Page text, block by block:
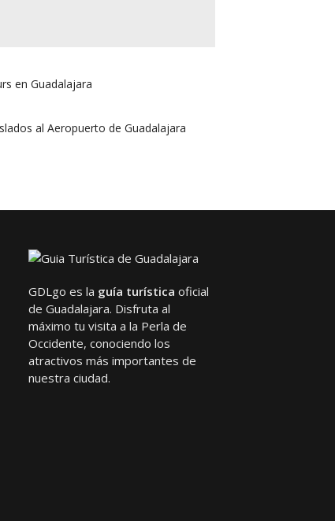
GDLgo es la guía turística oficial
de Guadalajara. Disfruta al
máximo tu visita a la Perla de
Occidente, conociendo los
atractivos más importantes de
nuestra ciudad.